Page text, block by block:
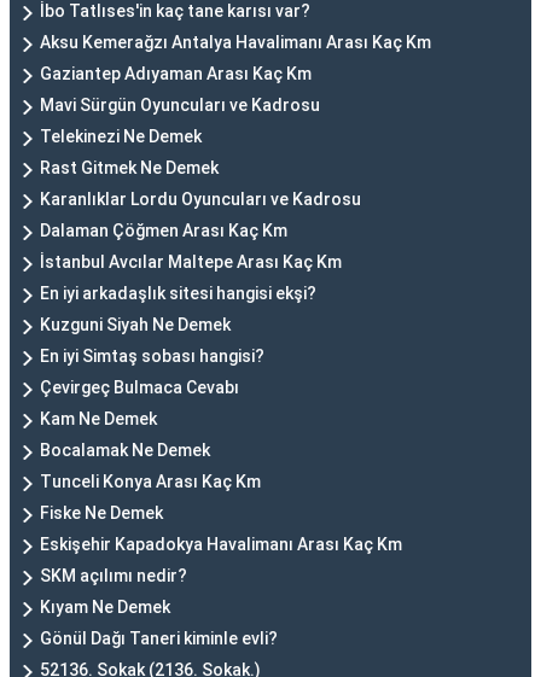
İbo Tatlıses'in kaç tane karısı var?
Aksu Kemerağzı Antalya Havalimanı Arası Kaç Km
Gaziantep Adıyaman Arası Kaç Km
Mavi Sürgün Oyuncuları ve Kadrosu
Telekinezi Ne Demek
Rast Gitmek Ne Demek
Karanlıklar Lordu Oyuncuları ve Kadrosu
Dalaman Çöğmen Arası Kaç Km
İstanbul Avcılar Maltepe Arası Kaç Km
En iyi arkadaşlık sitesi hangisi ekşi?
Kuzguni Siyah Ne Demek
En iyi Simtaş sobası hangisi?
Çevirgeç Bulmaca Cevabı
Kam Ne Demek
Bocalamak Ne Demek
Tunceli Konya Arası Kaç Km
Fiske Ne Demek
Eskişehir Kapadokya Havalimanı Arası Kaç Km
SKM açılımı nedir?
Kıyam Ne Demek
Gönül Dağı Taneri kiminle evli?
52136. Sokak (2136. Sokak.)